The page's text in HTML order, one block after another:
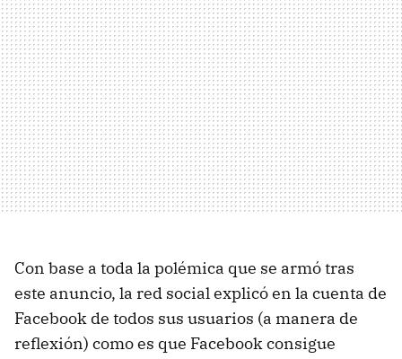
Con base a toda la polémica que se armó tras
este anuncio, la red social explicó en la cuenta de
Facebook de todos sus usuarios (a manera de
reflexión) como es que Facebook consigue